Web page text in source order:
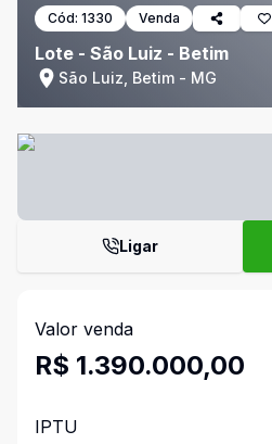
Cód: 1330 Venda
Lote - São Luiz - Betim
São Luiz, Betim - MG
Ligar
Valor venda
R$ 1.390.000,00
IPTU